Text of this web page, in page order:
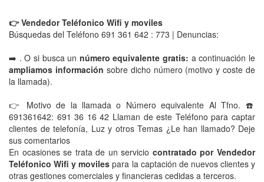
👉 Vendedor Teléfonico Wifi y moviles
Búsquedas del Teléfono 691 361 642 : 773 | Denuncias:
➡️ . O si busca un número equivalente gratis: a continuación le
ampliamos información sobre dicho número (motivo y coste de
la llamada).
👉 Motivo de la llamada o Número equivalente Al Tfno. ☎️
691361642: 691 36 16 42 Llaman de este Teléfono para captar
clientes de telefonía, Luz y otros Temas ¿Le han llamado? Deje
sus comentarios
En ocasiones se trata de un servicio contratado por Vendedor
Teléfonico Wifi y movilespara la captación de nuevos clientes y
otras gestiones comerciales y financieras cedidas a terceros.